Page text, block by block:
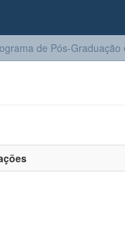
de Pós-